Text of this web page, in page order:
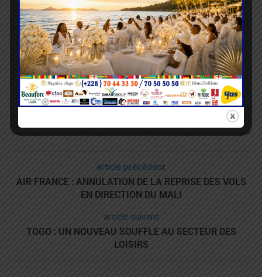
NOUVEL ANGLE
Nouvel angle est un site d'information générale.
Nous apportons une nouvelle touche au traitement
de l'information. E-mail :
nouvelanglemedia@gmail.com | Contact : +228 99
40 71 60
article précédent
AIR FRANCE : ANNULATION DE LA REPRISE DES VOLS
EN DIRECTION DU MALI
article suivant
TOGO : UN NOUVEAU SOUFFLE AU SECTEUR DES
LOISIRS